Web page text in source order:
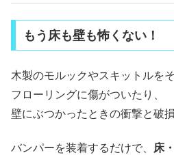
もう床も壁も怖くない！
木製のモルックやスキットルを
フローリングに傷がついたり、
壁にぶつかったときの衝撃と破損
バンパーを装着するだけで、 床